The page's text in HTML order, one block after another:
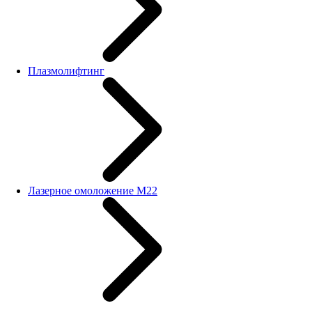
Плазмолифтинг
Лазерное омоложение M22